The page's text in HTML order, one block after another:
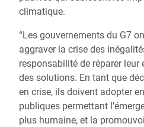
climatique.
“Les gouvernements du G7
aggraver la crise des
responsabilité de réparer leur
des solutions. En tant que
en crise, ils doivent adopter
publiques permettant
plus humaine, et la